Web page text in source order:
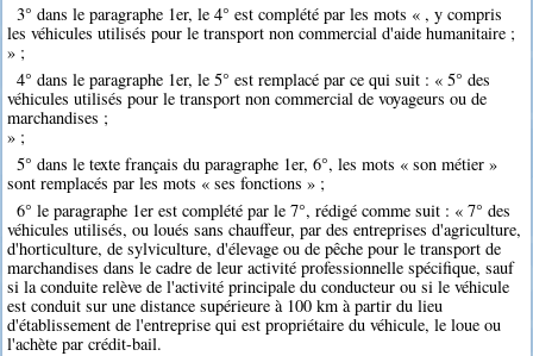
3° dans le paragraphe 1er, le 4° est complété par les mots « , y compris
les véhicules utilisés pour le transport non commercial d'aide humanitaire ;
» ;
4° dans le paragraphe 1er, le 5° est remplacé par ce qui suit : « 5° des
véhicules utilisés pour le transport non commercial de voyageurs ou de
marchandises ;
» ;
5° dans le texte français du paragraphe 1er, 6°, les mots « son métier »
sont remplacés par les mots « ses fonctions » ;
6° le paragraphe 1er est complété par le 7°, rédigé comme suit : « 7° des
véhicules utilisés, ou loués sans chauffeur, par des entreprises d'agriculture,
d'horticulture, de sylviculture, d'élevage ou de pêche pour le transport de
marchandises dans le cadre de leur activité professionnelle spécifique, sauf
si la conduite relève de l'activité principale du conducteur ou si le véhicule
est conduit sur une distance supérieure à 100 km à partir du lieu
d'établissement de l'entreprise qui est propriétaire du véhicule, le loue ou
l'achète par crédit-bail.